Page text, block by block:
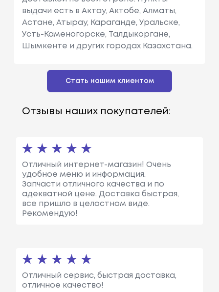
выдачи есть в Актау, Актобе, Алматы,
Астане, Атырау, Караганде, Уральске,
Усть-Каменогорске, Талдыкоргане,
Шымкенте и других городах Казахстана.
Стать нашим клиентом
Отзывы наших покупателей:
Отличный интернет-магазин! Очень
удобное меню и информация.
Запчасти отличного качества и по
адекватной цене. Доставка быстрая,
все пришло в целостном виде.
Рекомендую!
Отличный сервис, быстрая доставка,
отличное качество!